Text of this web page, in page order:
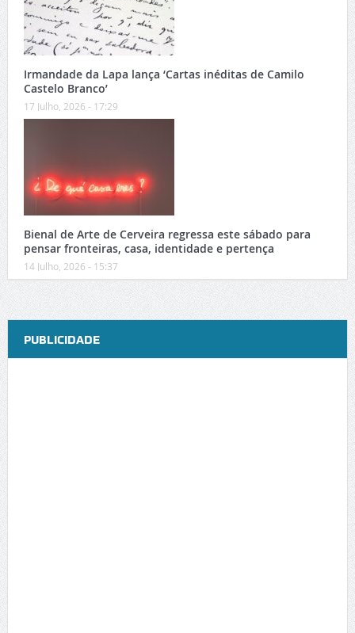
Irmandade da Lapa lança ‘Cartas inéditas de Camilo
Castelo Branco’
17 Julho, 2026 - 17:29
Bienal de Arte de Cerveira regressa este sábado para
pensar fronteiras, casa, identidade e pertença
14 Julho, 2026 - 15:37
PUBLICIDADE